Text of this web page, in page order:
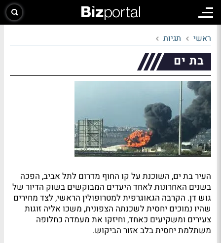
ראשי תגיות
בת ים
העיר בת ים, השוכנת על קו החוף מדרום לתל אביב, הפכה
בשנים האחרונות לאחד היעדים המבוקשים בשוק הדיור של
גוש דן. הקרבה הגאוגרפית למטרופולין הראשי, לצד מחירים
שהיו נמוכים יחסית לשכנתה הצפונית, משכו אליה זוגות
צעירים ומשקיעים כאחד, וחיזקו את מעמדה כחלופה
משתלמת יחסית בלב אזור הביקוש.